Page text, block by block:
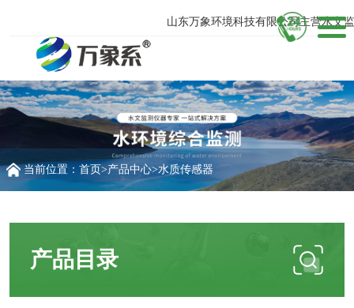
山东万象环境科技有限公司主营水文
当前位置： 首页>产品中心>水质传感器
产品目录